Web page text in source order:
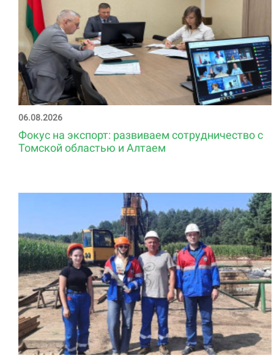
06.08.2026
Фокус на экспорт: развиваем сотрудничество с
Томской областью и Алтаем